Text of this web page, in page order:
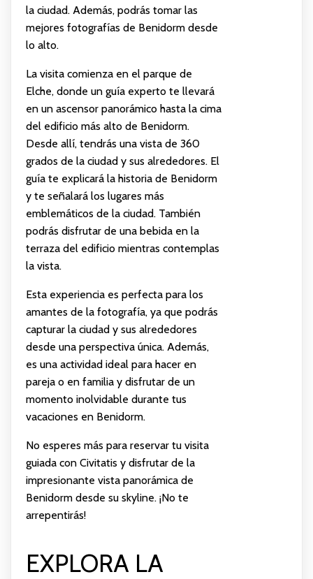
la ciudad. Además, podrás tomar las
mejores fotografías de Benidorm desde
lo alto.
La visita comienza en el parque de
Elche, donde un guía experto te llevará
en un ascensor panorámico hasta la cima
del edificio más alto de Benidorm.
Desde allí, tendrás una vista de 360
grados de la ciudad y sus alrededores. El
guía te explicará la historia de Benidorm
y te señalará los lugares más
emblemáticos de la ciudad. También
podrás disfrutar de una bebida en la
terraza del edificio mientras contemplas
la vista.
Esta experiencia es perfecta para los
amantes de la fotografía, ya que podrás
capturar la ciudad y sus alrededores
desde una perspectiva única. Además,
es una actividad ideal para hacer en
pareja o en familia y disfrutar de un
momento inolvidable durante tus
vacaciones en Benidorm.
No esperes más para reservar tu visita
guiada con Civitatis y disfrutar de la
impresionante vista panorámica de
Benidorm desde su skyline. ¡No te
arrepentirás!
EXPLORA LA